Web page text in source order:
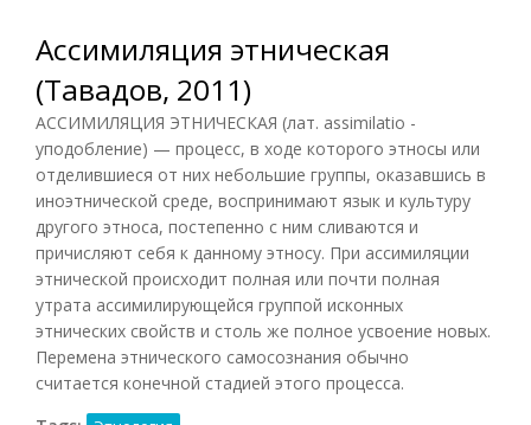
Ассимиляция этническая
(Тавадов, 2011)
АССИМИЛЯЦИЯ ЭТНИЧЕСКАЯ (лат. assimilatio -
уподобление) — процесс, в ходе которого этносы или
отделившиеся от них небольшие группы, оказавшись в
иноэтнической среде, воспринимают язык и культуру
другого этноса, постепенно с ним сливаются и
причисляют себя к данному этносу. При ассимиляции
этнической происходит полная или почти полная
утрата ассимилирующейся группой исконных
этнических свойств и столь же полное усвоение новых.
Перемена этнического самосознания обычно
считается конечной стадией этого процесса.